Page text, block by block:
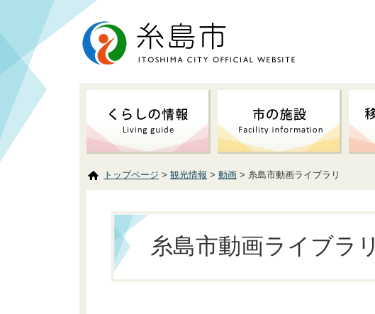
トップページ > 観光情報 > 動画 > 糸島市動画ライブラリ
糸島市動画ライブラリ